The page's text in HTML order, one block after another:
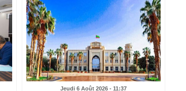
Jeudi 6 Août 2026 - 11:37